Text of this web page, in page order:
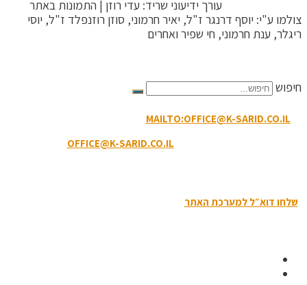
עורך ידיעוני שריד: עדי רוזן | התמונות באתר
צולמו ע"י: יוסף דרנגר ז"ל, יאיר חרמוני, סוזן רוזנפלד ז"ל, יוסי
ריגלר, ענת חרמוני, חי שפיר ואחרים
חיפוש
MAILTO:OFFICE@K-SARID.CO.IL
OFFICE@K-SARID.CO.IL
שלחו דוא״ל למערכת האתר